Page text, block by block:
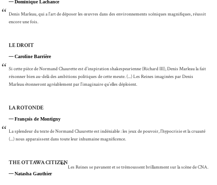
Dominique Lachance
“ Denis Marleau, qui a l’art de déposer les œuvres dans des environnements scéniques magnifiques, réussit
encore une fois.
LE DROIT
Caroline Barrière
“ Si cette pièce de Normand Chaurette est d’inspiration shakespearienne (Richard III), Denis Marleau la fait
résonner bien au-delà des ambitions politiques de cette meute. (...) Les Reines imaginées par Denis
Marleau étonneront agréablement par l’imaginaire qu’elles déploient.
LA ROTONDE
François de Montigny
“ La splendeur du texte de Normand Chaurette est indéniable : les jeux de pouvoir, l’hypocrisie et la cruauté
(...) nous apparaissent dans toute leur inhumaine magnificence.
THE OTTAWA CITIZEN
Natasha Gauthier
“ Les Reines se pavanent et se trémoussent brillamment sur la scène de CNA.